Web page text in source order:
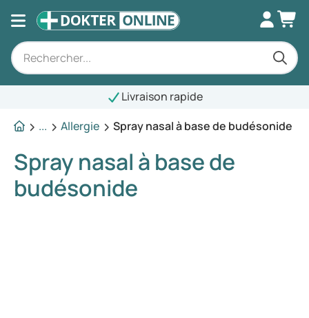
Livraison rapide
...
Allergie Spray nasal à base de budésonide
Spray nasal à base de
budésonide